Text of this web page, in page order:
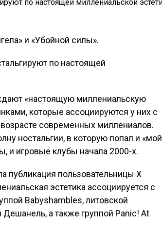
и «Убойной силы».
«настоящую миллениальскую
которые ассоциируются у них с
современных миллениалов.
ностальгии, в которую попал и «мой
и игровые клубы начала 2000-х.
публикация пользовательницы X
эстетика ассоциируется с
Babyshambles, литовской
а также группой Panic! At